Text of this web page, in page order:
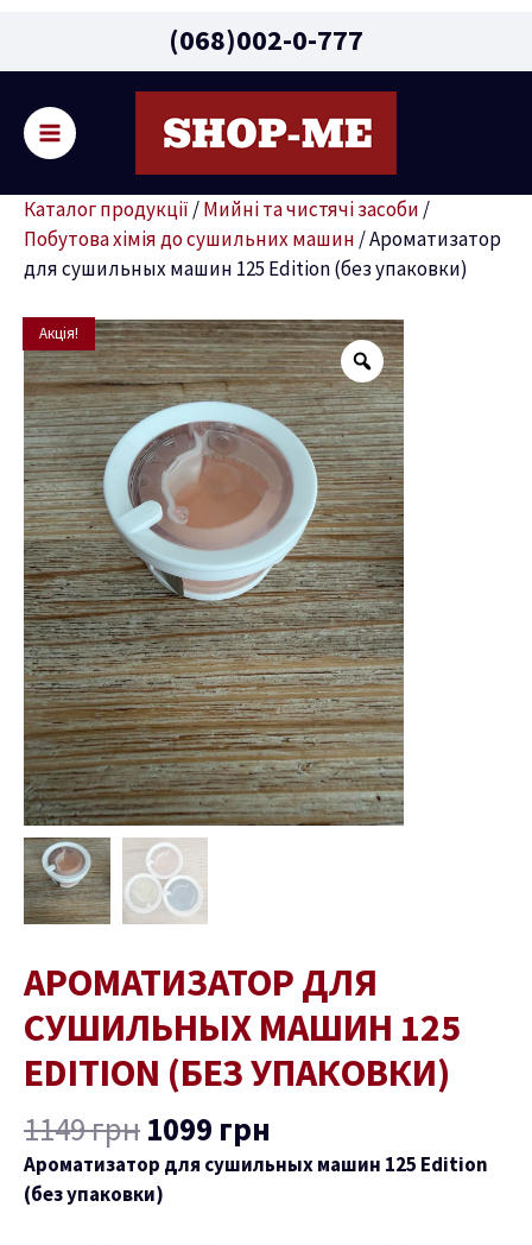
(068)002-0-777
Menu
Каталог продукції /Мийні та чистячі засоби /
Побутова хімія до сушильних машин /Ароматизатор
для сушильных машин 125 Edition (без упаковки)
Акція!
АРОМАТИЗАТОР ДЛЯ
СУШИЛЬНЫХ МАШИН 125
EDITION (БЕЗ УПАКОВКИ)
1149грн
Оригінальна
ціна:
1149 грн.
1099 грн
Поточна
ціна:
1099 грн.
Ароматизатор для сушильных машин 125 Edition
(без упаковки)
Ароматизатор
для
сушильных
машин
125
Edition
(без
упаковки)
кількість